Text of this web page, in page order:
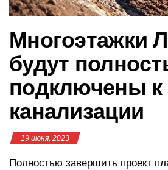
Многоэтажки
будут
подключены к
канализации
19 июня, 2023
Полностью завершить проект